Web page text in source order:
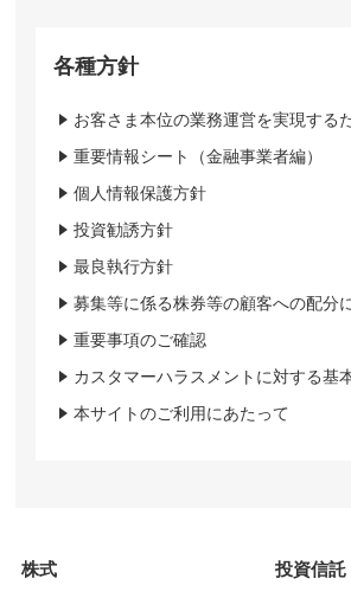
各種方針
お客さま本位の業務運営を実現する
重要情報シート（金融事業者編）
個人情報保護方針
投資勧誘方針
最良執行方針
募集等に係る株券等の顧客への配分
重要事項のご確認
カスタマーハラスメントに対する基
本サイトのご利用にあたって
株式
投資信託